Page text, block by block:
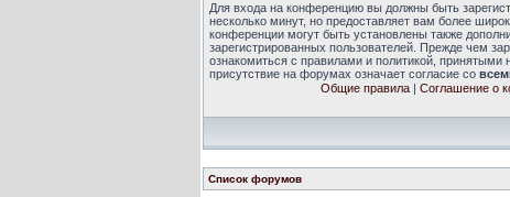
Для входа на конференцию вы должны быть
несколько минут, но предоставляет вам более
конференции могут быть установлены также
зарегистрированных пользователей. Прежде чем
ознакомиться с правилами и политикой,
присутствие на форумах означает согласие со
Общие правила | Соглашение о
Список форумов